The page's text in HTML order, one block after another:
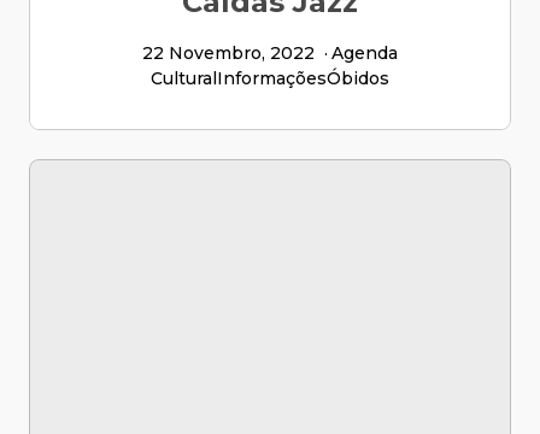
22 Novembro, 2022
Agenda
CulturalInformaçõesÓbidos